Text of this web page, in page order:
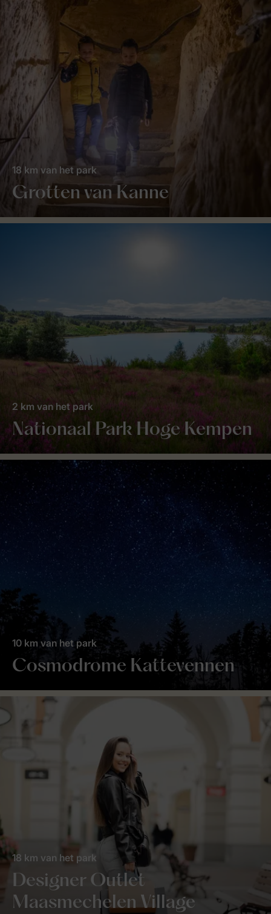
Grotten van Kanne
18 km van het park
Nationaal Park Hoge Kempen
2 km van het park
Cosmodrome Kattevennen
10 km van het park
Designer Outlet
Maasmechelen Village
18 km van het park